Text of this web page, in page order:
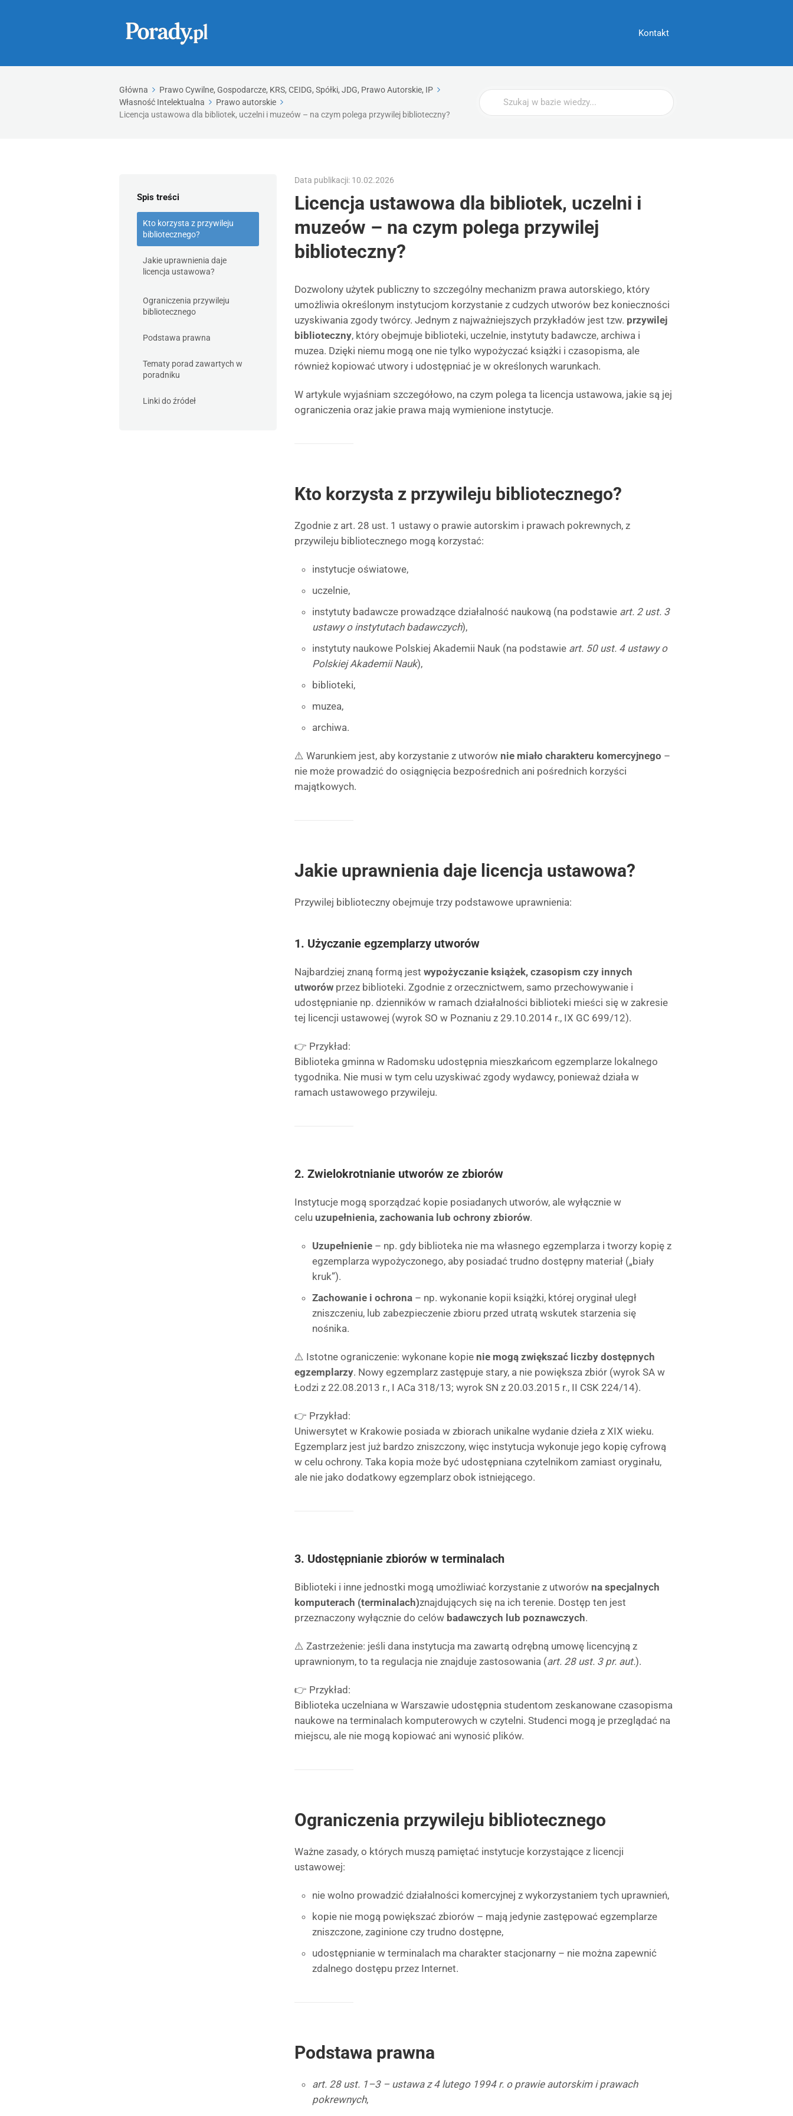
Kontakt
Główna
Prawo Cywilne, Gospodarcze, KRS, CEIDG, Spółki, JDG, Prawo Autorskie, IP
Własność Intelektualna
Prawo autorskie
Licencja ustawowa dla bibliotek, uczelni i muzeów – na czym polega przywilej biblioteczny?
Wyszukaj
Spis treści
Kto korzysta z przywileju
bibliotecznego?
Jakie uprawnienia daje
licencja ustawowa?
Ograniczenia przywileju
bibliotecznego
Podstawa prawna
Tematy porad zawartych w
poradniku
Linki do źródeł
Data publikacji: 10.02.2026
Licencja ustawowa dla bibliotek, uczelni i
muzeów – na czym polega przywilej
biblioteczny?
Dozwolony użytek publiczny to szczególny mechanizm prawa autorskiego, który
umożliwia określonym instytucjom korzystanie z cudzych utworów bez konieczności
uzyskiwania zgody twórcy. Jednym z najważniejszych przykładów jest tzw. przywilej
biblioteczny, który obejmuje biblioteki, uczelnie, instytuty badawcze, archiwa i
muzea. Dzięki niemu mogą one nie tylko wypożyczać książki i czasopisma, ale
również kopiować utwory i udostępniać je w określonych warunkach.
W artykule wyjaśniam szczegółowo, na czym polega ta licencja ustawowa, jakie są jej
ograniczenia oraz jakie prawa mają wymienione instytucje.
Kto korzysta z przywileju bibliotecznego?
Zgodnie z art. 28 ust. 1 ustawy o prawie autorskim i prawach pokrewnych, z
przywileju bibliotecznego mogą korzystać:
instytucje oświatowe,
uczelnie,
instytuty badawcze prowadzące działalność naukową (na podstawie art. 2 ust. 3
ustawy o instytutach badawczych),
instytuty naukowe Polskiej Akademii Nauk (na podstawie art. 50 ust. 4 ustawy o
Polskiej Akademii Nauk),
biblioteki,
muzea,
archiwa.
⚠️ Warunkiem jest, aby korzystanie z utworów nie miało charakteru komercyjnego –
nie może prowadzić do osiągnięcia bezpośrednich ani pośrednich korzyści
majątkowych.
Jakie uprawnienia daje licencja ustawowa?
Przywilej biblioteczny obejmuje trzy podstawowe uprawnienia:
1. Użyczanie egzemplarzy utworów
Najbardziej znaną formą jest wypożyczanie książek, czasopism czy innych
utworów przez biblioteki. Zgodnie z orzecznictwem, samo przechowywanie i
udostępnianie np. dzienników w ramach działalności biblioteki mieści się w zakresie
tej licencji ustawowej (wyrok SO w Poznaniu z 29.10.2014 r., IX GC 699/12).
👉 Przykład:
Biblioteka gminna w Radomsku udostępnia mieszkańcom egzemplarze lokalnego
tygodnika. Nie musi w tym celu uzyskiwać zgody wydawcy, ponieważ działa w
ramach ustawowego przywileju.
2. Zwielokrotnianie utworów ze zbiorów
Instytucje mogą sporządzać kopie posiadanych utworów, ale wyłącznie w
celu uzupełnienia, zachowania lub ochrony zbiorów.
Uzupełnienie – np. gdy biblioteka nie ma własnego egzemplarza i tworzy kopię z
egzemplarza wypożyczonego, aby posiadać trudno dostępny materiał („biały
kruk”).
Zachowanie i ochrona – np. wykonanie kopii książki, której oryginał uległ
zniszczeniu, lub zabezpieczenie zbioru przed utratą wskutek starzenia się
nośnika.
⚠️ Istotne ograniczenie: wykonane kopie nie mogą zwiększać liczby dostępnych
egzemplarzy. Nowy egzemplarz zastępuje stary, a nie powiększa zbiór (wyrok SA w
Łodzi z 22.08.2013 r., I ACa 318/13; wyrok SN z 20.03.2015 r., II CSK 224/14).
👉 Przykład:
Uniwersytet w Krakowie posiada w zbiorach unikalne wydanie dzieła z XIX wieku.
Egzemplarz jest już bardzo zniszczony, więc instytucja wykonuje jego kopię cyfrową
w celu ochrony. Taka kopia może być udostępniana czytelnikom zamiast oryginału,
ale nie jako dodatkowy egzemplarz obok istniejącego.
3. Udostępnianie zbiorów w terminalach
Biblioteki i inne jednostki mogą umożliwiać korzystanie z utworów na specjalnych
komputerach (terminalach)znajdujących się na ich terenie. Dostęp ten jest
przeznaczony wyłącznie do celów badawczych lub poznawczych.
⚠️ Zastrzeżenie: jeśli dana instytucja ma zawartą odrębną umowę licencyjną z
uprawnionym, to ta regulacja nie znajduje zastosowania (art. 28 ust. 3 pr. aut.).
👉 Przykład:
Biblioteka uczelniana w Warszawie udostępnia studentom zeskanowane czasopisma
naukowe na terminalach komputerowych w czytelni. Studenci mogą je przeglądać na
miejscu, ale nie mogą kopiować ani wynosić plików.
Ograniczenia przywileju bibliotecznego
Ważne zasady, o których muszą pamiętać instytucje korzystające z licencji
ustawowej:
nie wolno prowadzić działalności komercyjnej z wykorzystaniem tych uprawnień,
kopie nie mogą powiększać zbiorów – mają jedynie zastępować egzemplarze
zniszczone, zaginione czy trudno dostępne,
udostępnianie w terminalach ma charakter stacjonarny – nie można zapewnić
zdalnego dostępu przez Internet.
Podstawa prawna
art. 28 ust. 1–3 – ustawa z 4 lutego 1994 r. o prawie autorskim i prawach
pokrewnych,